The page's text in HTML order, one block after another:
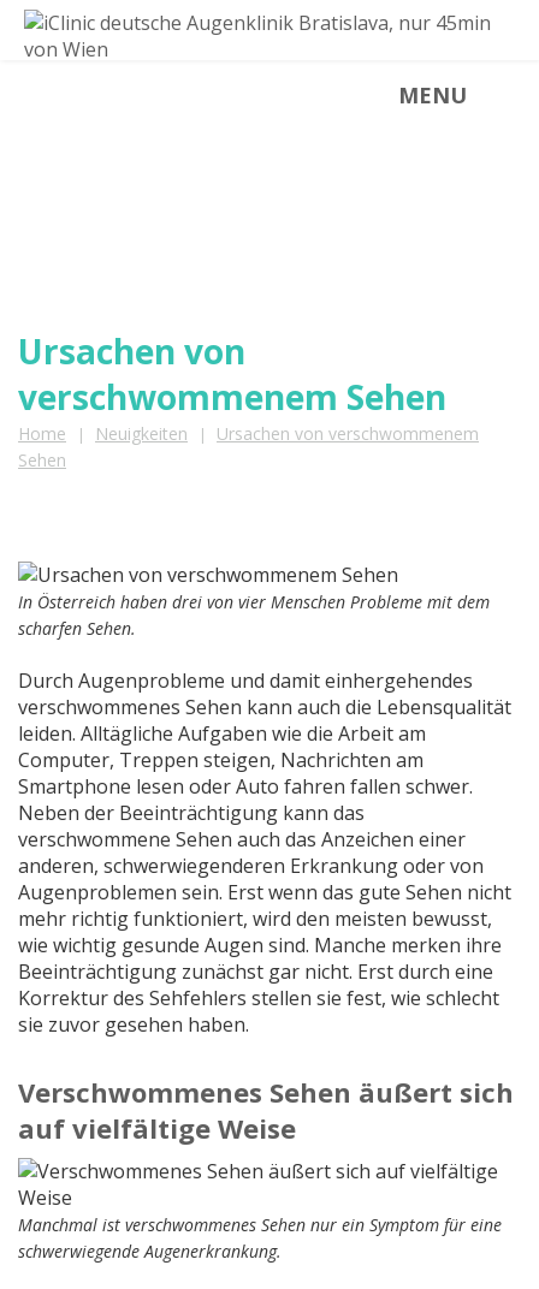
MENU
Ursachen von
verschwommenem Sehen
Home | Neuigkeiten |
Ursachen von verschwommenem
Sehen
In Österreich haben drei von vier Menschen Probleme mit dem
scharfen Sehen.
Durch Augenprobleme und damit einhergehendes
verschwommenes Sehen kann auch die Lebensqualität
leiden. Alltägliche Aufgaben wie die Arbeit am
Computer, Treppen steigen, Nachrichten am
Smartphone lesen oder Auto fahren fallen schwer.
Neben der Beeinträchtigung kann das
verschwommene Sehen auch das Anzeichen einer
anderen, schwerwiegenderen Erkrankung oder von
Augenproblemen sein. Erst wenn das gute Sehen nicht
mehr richtig funktioniert, wird den meisten bewusst,
wie wichtig gesunde Augen sind. Manche merken ihre
Beeinträchtigung zunächst gar nicht. Erst durch eine
Korrektur des Sehfehlers stellen sie fest, wie schlecht
sie zuvor gesehen haben.
Verschwommenes Sehen äußert sich
auf vielfältige Weise
Manchmal ist verschwommenes Sehen nur ein Symptom für eine
schwerwiegende Augenerkrankung.